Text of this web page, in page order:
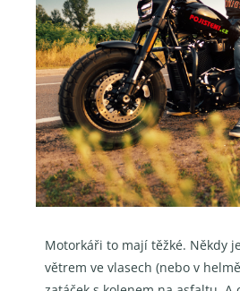
Motorkáři to mají těžké. Někdy
větrem ve vlasech (nebo v